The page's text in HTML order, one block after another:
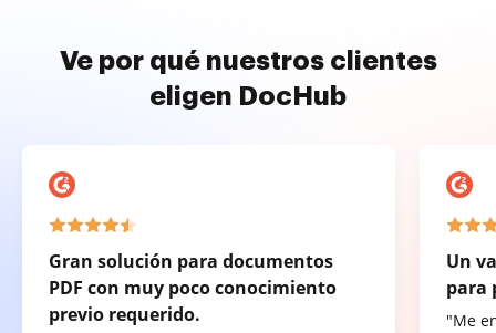
Ve por qué nuestros clientes
eligen DocHub
Gran solución para documentos
PDF con muy poco conocimiento
previo requerido.
Un
para
"Me